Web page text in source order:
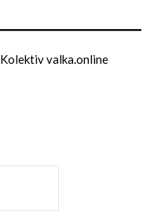
Kolektiv valka.online